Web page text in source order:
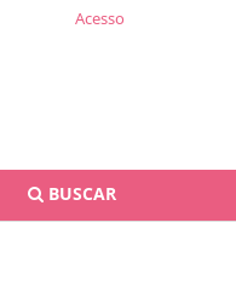
BUSCAR
Acesso